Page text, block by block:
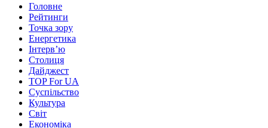
Головне
Рейтинги
Точка зору
Енергетика
Інтерв’ю
Столиця
Дайджест
TOP For UA
Суспiльство
Культура
Світ
Економіка